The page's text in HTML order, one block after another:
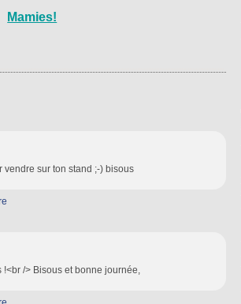
Mamies!
vendre sur ton stand ;-) bisous
!<br /> Bisous et bonne journée,